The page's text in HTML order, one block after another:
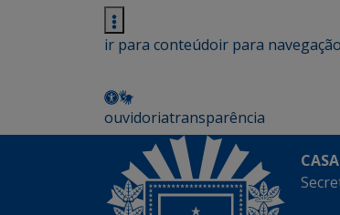
ir para conteúdoir para navegação
ouvidoriatransparência